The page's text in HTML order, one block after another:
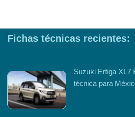
Fichas técnicas recientes:
Suzuki Ertiga XL7
técnica para